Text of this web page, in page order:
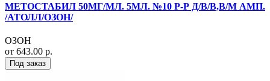
МЕТОСТАБИЛ 50МГ/МЛ. 5МЛ. №10 Р-Р Д/В/В,В/М АМП.
/АТОЛЛ/ОЗОН/
ОЗОН
от 643.00 р.
Под заказ